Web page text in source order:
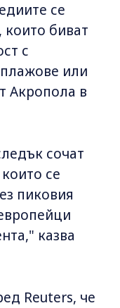
се
които биват
с
или
Акропола в
сочат
се
пиковия
казва
Reuters, че